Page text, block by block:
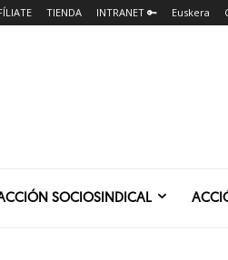
TIENDA INTRANET 🔑 Euskera
SOCIOSINDICAL